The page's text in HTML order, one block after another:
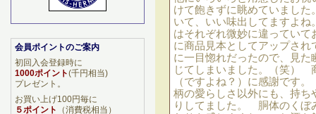
けて飽きずに眺めていまし
いて、いい味出してますよ
はそれぞれ微妙に違ってい
に商品見本としてアップさ
に一目惚れだったので、見
じてしまいました。（笑）
（ですよね？）に感謝です。
柄の愛らしさ以外にも、持
りしてました。 胴体のくぼ
会員ポイントのご案内
初回入会登録時に
1000ポイント(千円相当)
プレゼント。
お買い上げ100円毎に
５ポイント
（消費税相当）